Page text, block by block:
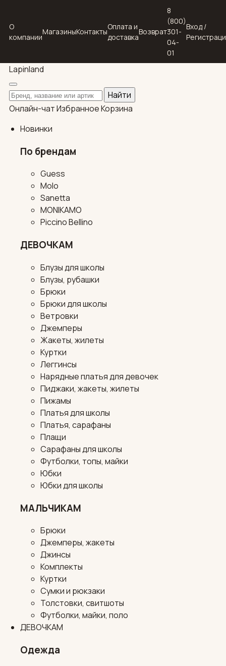
О
компании
МагазиныКонтакты
Оплата и
доставка
Возврат
8
(800)
301-
04-
01
Вход /
Lapinland
Поиск по каталогу
Найти
Онлайн-чатИзбранноеКорзина
Новинки
По брендам
Guess
Molo
Sanetta
MONIKAMO
Piccino Bellino
ДЕВОЧКАМ
Блузы для школы
Блузы, рубашки
Брюки
Брюки для школы
Ветровки
Джемперы
Жакеты, жилеты
Куртки
Леггинсы
Нарядные платья для девочек
Пиджаки, жакеты, жилеты
Пижамы
Платья для школы
Платья, сарафаны
Плащи
Сарафаны для школы
Футболки, топы, майки
Юбки
Юбки для школы
МАЛЬЧИКАМ
Брюки
Джемперы, жакеты
Джинсы
Комплекты
Куртки
Сумки и рюкзаки
Толстовки, свитшоты
Футболки, майки, поло
ДЕВОЧКАМ
Одежда